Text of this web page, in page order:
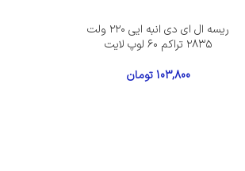
ریسه ال ای دی انبه ایی ۲۲۰ ولت
۲۸۳۵ تراکم ۶۰ لوپ لایت
103,800تومان